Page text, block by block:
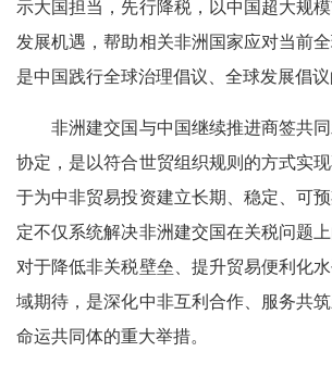
示大国担当，先行降税，以中国超大规
发展机遇，帮助相关非洲国家应对当前
是中国践行全球治理倡议、全球发展倡议
非洲建交国与中国继续推进商签共同
协定，是以符合世贸组织规则的方式实
于为中非贸易投资建立长期、稳定、可
定不仅系统解决非洲建交国在关税问题
对于降低非关税壁垒、提升贸易便利化
域期待，是深化中非互利合作、服务共
命运共同体的重大举措。